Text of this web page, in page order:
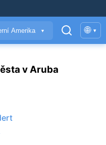
Amerika ▼ 🌐 ▾
v Aruba